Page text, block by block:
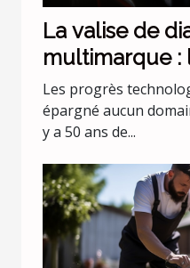
La valise de
multimarque :
évolue !
Les progrès
épargné aucun
y a 50 ans de...